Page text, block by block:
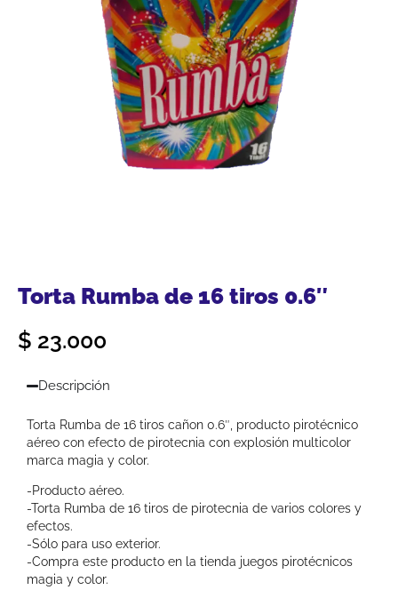
Torta Rumba de 16 tiros 0.6″
$ 23.000
Descripción
Torta Rumba de 16 tiros cañon 0.6″, producto pirotécnico
aéreo con efecto de pirotecnia con explosión multicolor
marca magia y color.
-Producto aéreo.
-Torta Rumba de 16 tiros de pirotecnia de varios colores y
efectos.
-Sólo para uso exterior.
-Compra este producto en la tienda juegos pirotécnicos
magia y color.